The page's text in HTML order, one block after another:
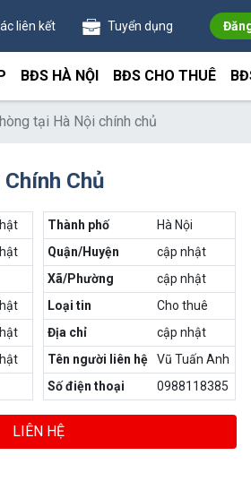
liên kết Tuyển dụng
BĐS HÀ NỘI BĐS CHO THUÊ
tại Hà Nội chính chủ
Chủ
Thành phố
Hà Nội
Quận/Huyện
cập nhật
Xã/Phường
cập nhật
Loại tin
Cho thuê
Địa chỉ
cập nhật
Tên người liên hệ
Vũ Tuấn Anh
Số điện thoại
0988118385
LIÊN HỆ